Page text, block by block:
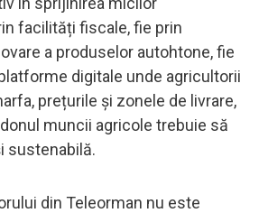
facilități fiscale, fie prin
a produselor autohtone, fie
digitale unde agricultorii
prețurile și zonele de livrare,
muncii agricole trebuie să
sustenabilă.
din Teleorman nu este